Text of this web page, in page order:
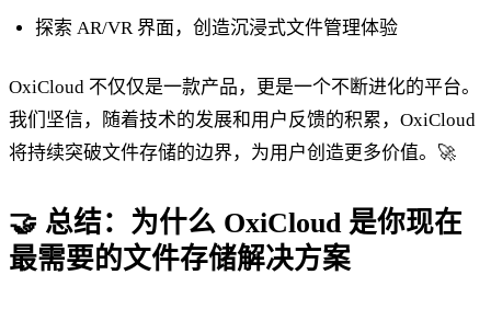
探索 AR/VR 界面，创造沉浸式文件管理体验
OxiCloud 不仅仅是一款产品，更是一个不断进化的平台。
我们坚信，随着技术的发展和用户反馈的积累，OxiCloud
将持续突破文件存储的边界，为用户创造更多价值。🚀
🤝 总结：为什么 OxiCloud 是你现在
最需要的文件存储解决方案